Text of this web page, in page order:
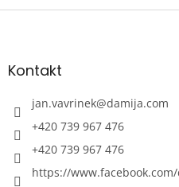
Z
aKontakt
jan.vavrinek@damija.com
+420 739 967 476
+420 739 967 476
https://